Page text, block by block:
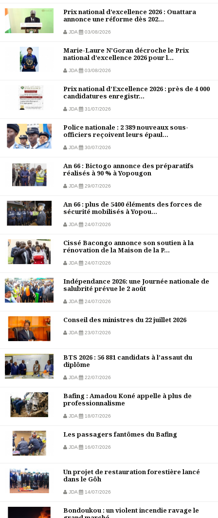
Prix national d’excellence 2026 : Ouattara
annonce une réforme dès 202...
JDA 03/08/2026
Marie-Laure N’Goran décroche le Prix
national d’excellence 2026 pour l...
JDA 03/08/2026
Prix national d’Excellence 2026 : près de 4 000
candidatures enregistr...
JDA 31/07/2026
Police nationale : 2 389 nouveaux sous-
officiers reçoivent leurs épaul...
JDA 30/07/2026
An 66 : Bictogo annonce des préparatifs
réalisés à 90 % à Yopougon
JDA 29/07/2026
An 66 : plus de 5400 éléments des forces de
sécurité mobilisés à Yopou...
JDA 24/07/2026
Cissé Bacongo annonce son soutien à la
rénovation de la Maison de la P...
JDA 24/07/2026
Indépendance 2026: une Journée nationale de
salubrité prévue le 2 août
JDA 24/07/2026
Conseil des ministres du 22 juillet 2026
JDA 23/07/2026
BTS 2026 : 56 881 candidats à l’assaut du
diplôme
JDA 22/07/2026
Bafing : Amadou Koné appelle à plus de
professionnalisme
JDA 18/07/2026
Les passagers fantômes du Bafing
JDA 16/07/2026
Un projet de restauration forestière lancé
dans le Gôh
JDA 14/07/2026
Bondoukou : un violent incendie ravage le